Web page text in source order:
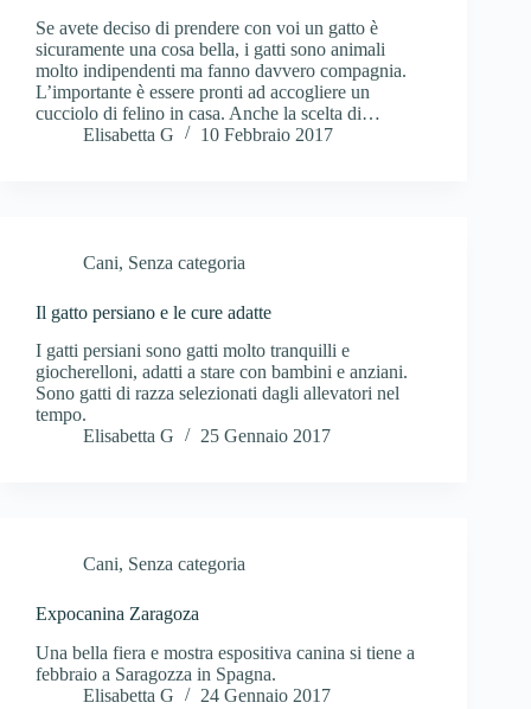
Se avete deciso di prendere con voi un gatto è
sicuramente una cosa bella, i gatti sono animali
molto indipendenti ma fanno davvero compagnia.
L’importante è essere pronti ad accogliere un
cucciolo di felino in casa. Anche la scelta di…
Elisabetta G
10 Febbraio 2017
Cani, Senza categoria
Il gatto persiano e le cure adatte
I gatti persiani sono gatti molto tranquilli e
giocherelloni, adatti a stare con bambini e anziani.
Sono gatti di razza selezionati dagli allevatori nel
tempo.
Elisabetta G
25 Gennaio 2017
Cani, Senza categoria
Expocanina Zaragoza
Una bella fiera e mostra espositiva canina si tiene a
febbraio a Saragozza in Spagna.
Elisabetta G
24 Gennaio 2017